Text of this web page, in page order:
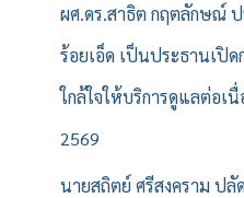
ผศ.ดร.สาธิต กฤตลักษณ์
ร้อยเอ็ด เป็นประธานเปิด
ใกล้ใจให้บริการดูแลต่อ
2569
นายสถิตย์ ศรีสงคราม ปลั